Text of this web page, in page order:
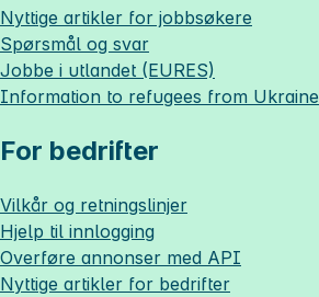
Nyttige artikler for jobbsøkere
Spørsmål og svar
Jobbe i utlandet (EURES)
Information to refugees from Ukraine
For bedrifter
Vilkår og retningslinjer
Hjelp til innlogging
Overføre annonser med API
Nyttige artikler for bedrifter